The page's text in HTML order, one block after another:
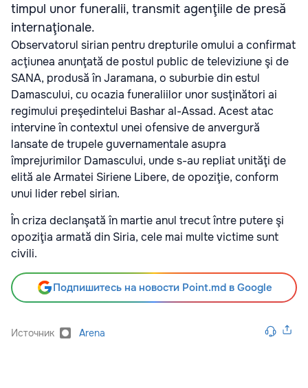
timpul unor funeralii, transmit agenţiile de presă
internaţionale.
Observatorul sirian pentru drepturile omului a confirmat
acţiunea anunţată de postul public de televiziune şi de
SANA, produsă în Jaramana, o suburbie din estul
Damascului, cu ocazia funeraliilor unor susţinători ai
regimului preşedintelui Bashar al-Assad. Acest atac
intervine în contextul unei ofensive de anvergură
lansate de trupele guvernamentale asupra
împrejurimilor Damascului, unde s-au repliat unităţi de
elită ale Armatei Siriene Libere, de opoziţie, conform
unui lider rebel sirian.
În criza declanşată în martie anul trecut între putere şi
opoziţia armată din Siria, cele mai multe victime sunt
civili.
Подпишитесь на новости Point.md в Google
Источник Arena